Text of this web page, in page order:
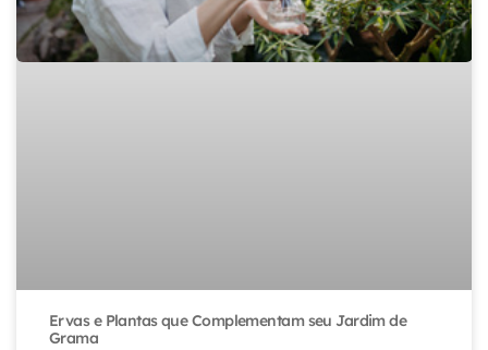
Ervas e Plantas que Complementam seu Jardim de
Grama